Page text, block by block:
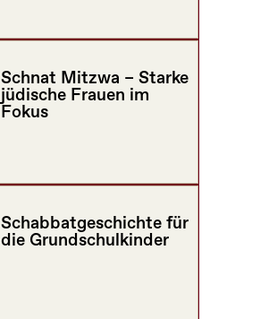
Schnat Mitzwa – Starke
jüdische Frauen im
Fokus
Schabbatgeschichte für
die Grundschulkinder